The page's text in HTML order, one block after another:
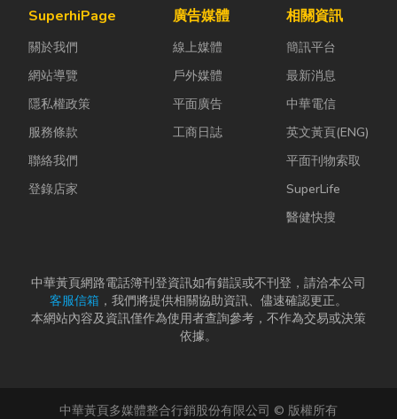
抓一雙幾十元
上場。 「運動
鞋就像...
僅能快速排除
長家電使用壽
命，降...
辦公室空間設
司賺錢的戰
略！真正厲
害...
SuperhiPage
關於我們
網站導覽
隱私權政策
服務條款
聯絡我們
登錄店家
廣告媒體
線上媒體
戶外媒體
平面廣告
工商日誌
相關資訊
簡訊平台
最新消息
中華電信
英文黃頁(ENG)
平面刊物索取
SuperLife
醫健快搜
中華黃頁網路電話簿刊登資訊如有錯誤或不刊登，請洽本公司
客服信箱 ，我們將提供相關協助資訊、儘速確認更正。
本網站內容及資訊僅作為使用者查詢參考，不作為交易或決策
依據。
中華黃頁多媒體整合行銷股份有限公司 © 版權所有